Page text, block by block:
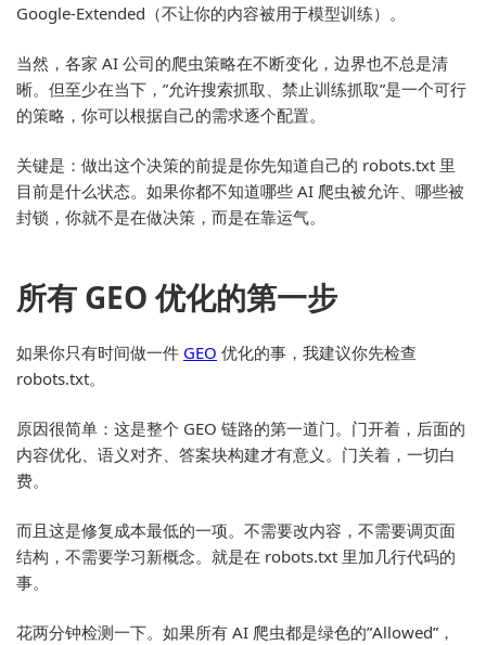
Google-Extended（不让你的内容被用于模型训练）。
当然，各家 AI 公司的爬虫策略在不断变化，边界也不总是清
晰。但至少在当下，”允许搜索抓取、禁止训练抓取”是一个可行
的策略，你可以根据自己的需求逐个配置。
关键是：做出这个决策的前提是你先知道自己的 robots.txt 里
目前是什么状态。如果你都不知道哪些 AI 爬虫被允许、哪些被
封锁，你就不是在做决策，而是在靠运气。
所有 GEO 优化的第一步
如果你只有时间做一件 GEO 优化的事，我建议你先检查
robots.txt。
原因很简单：这是整个 GEO 链路的第一道门。门开着，后面的
内容优化、语义对齐、答案块构建才有意义。门关着，一切白
费。
而且这是修复成本最低的一项。不需要改内容，不需要调页面
结构，不需要学习新概念。就是在 robots.txt 里加几行代码的
事。
花两分钟检测一下。如果所有 AI 爬虫都是绿色的”Allowed”，